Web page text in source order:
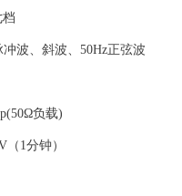
波、斜波、50Hz正弦波
负载)
1分钟）